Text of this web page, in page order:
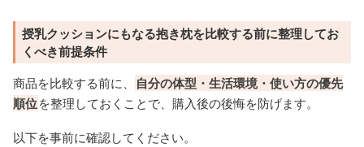
授乳クッションにもなる抱き枕を比較する前に整理してお
くべき前提条件
商品を比較する前に、
自分の体型・生活環境・使い方の優先
順位を整理しておくことで、購入後の後悔を防げます。
以下を事前に確認してください。